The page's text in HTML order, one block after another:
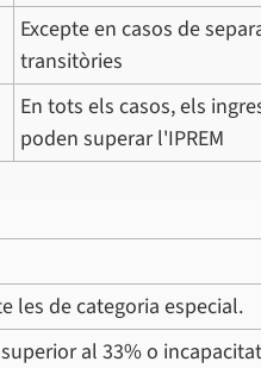
Excepte en casos de
transitòries
En tots els casos, els
poden superar l'IPREM
les de categoria especial.
al 33% o